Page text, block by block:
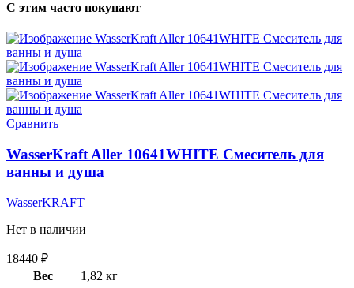
С этим часто покупают
Сравнить
WasserKraft Aller 10641WHITE Смеситель для
ванны и душа
WasserKRAFT
Нет в наличии
18440 ₽
Вес
1,82 кг